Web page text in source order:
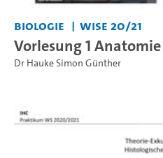
Biologie WiSe 20/21
Vorlesung 1
Dr Hauke Simon Günther